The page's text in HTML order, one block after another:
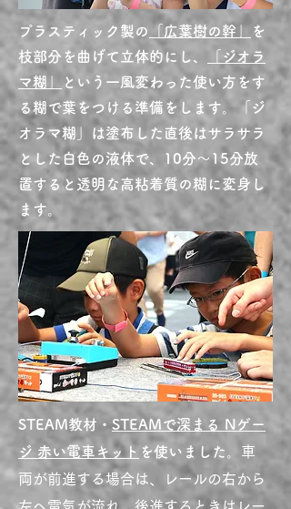
​プラスティック製の 「広葉樹の幹」
を
枝部分を曲げて立体的にし、
「ジオラ
マ糊」
という一風変わった使い方をす
る糊で葉をつける準備をします。「ジ
オラマ糊」は塗布した直後はサラサラ
とした白色の液体で、10分〜15分放
置すると透明な高粘着質の糊に変身し
ます。
STEAM教材・ STEAMで深まる Nゲー
ジ 赤い電車キット を使いました。 車
両が前進する場合は、レールの右から